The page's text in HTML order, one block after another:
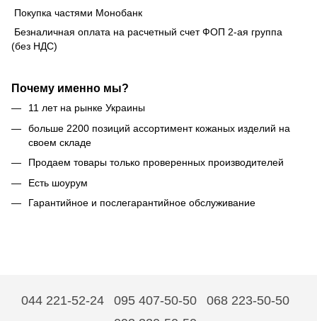
Покупка частями Монобанк
Безналичная оплата на расчетный счет ФОП 2-ая группа
(без НДС)
Почему именно мы?
11 лет на рынке Украины
больше 2200 позиций ассортимент кожаных изделий на
своем складе
Продаем товары только проверенных производителей
Есть шоурум
Гарантийное и послегарантийное обслуживание
044 221-52-24 095 407-50-50
068 223-50-50